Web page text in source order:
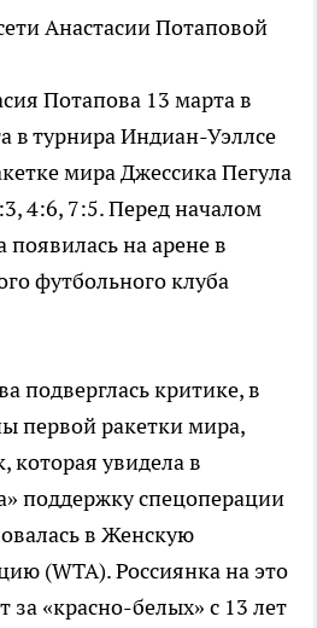
Анастасии Потаповой
Потапова 13 марта в
в турнира Индиан-Уэллсе
мира Джессика Пегула
4:6, 7:5. Перед началом
появилась на арене в
футбольного клуба
подверглась критике, в
первой ракетки мира,
которая увидела в
поддержку спецоперации
в Женскую
(WTA). Россиянка на это
за «красно-белых» с 13 лет